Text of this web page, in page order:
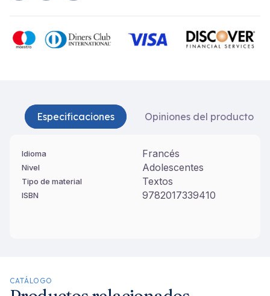
Especificaciones Opiniones del producto
Idioma Francés
Nivel Adolescentes
Tipo de material Textos
ISBN 9782017339410
CATÁLOGO